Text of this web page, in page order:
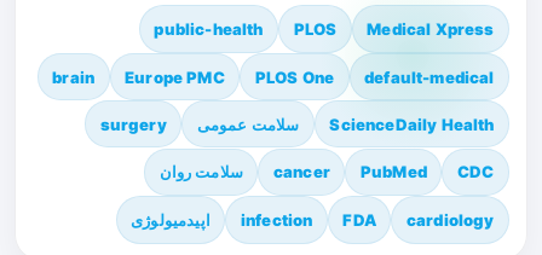
Medical Xpress
PLOS
public-health
default-medical
PLOS One
Europe PMC
brain
ScienceDaily Health سلامت عمومی surgery
CDC
PubMed
cancer سلامت روان
cardiology
FDA
infection اپیدمیولوژی